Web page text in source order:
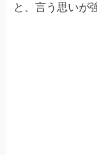
と、言う思いが